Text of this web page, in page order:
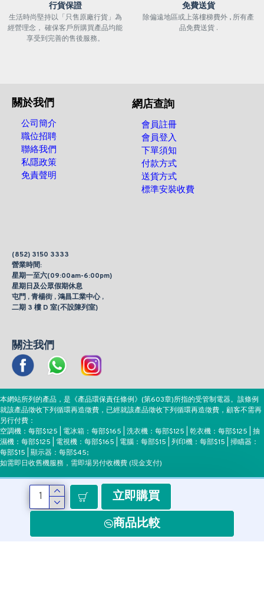
立即購買
商品比較
行貨保證
生活時尚堅持以「只售原廠行貨」為
經營理念， 確保客戶所購買產品均能
享受到完善的售後服務。
免費送貨
除偏遠地區或上落樓梯費外 , 所有產
品免費送貨 .
關於我們
公司簡介
職位招聘
聯絡我們
私隱政策
免責聲明
網店查詢
會員註冊
會員登入
下單須知
付款方式
送貨方式
標準安裝收費
(852) 3150 3333
營業時間:
星期一至六(09:00am-6:00pm)
星期日及公眾假期休息
屯門 , 青楊街 , 鴻昌工業中心 ,
二期 3 樓 D 室(不設陳列室)
關注我們
本網站所列的產品，是《產品環保責任條例》(第603章)所指的受管制電器。該條例
就該產品徵收下列循環再造徵費，已經就該產品徵收下列循環再造徵費，顧客不需再
另行付費：
空調機：每部$125 | 電冰箱：每部$165 | 洗衣機：每部$125 | 乾衣機：每部$125 | 抽
濕機：每部$125 | 電視機：每部$165 | 電腦：每部$15 | 列印機：每部$15 | 掃瞄器：
每部$15 | 顯示器：每部$45;
如需即日收舊機服務，需即場另付收機費 (現金支付)